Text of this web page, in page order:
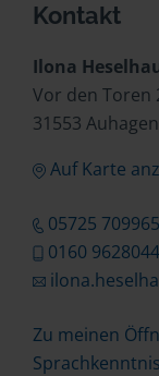
Kontakt
Ilona
Vor den Toren
31553 Auhagen
Auf Karte
05725
0160
Zu meinen